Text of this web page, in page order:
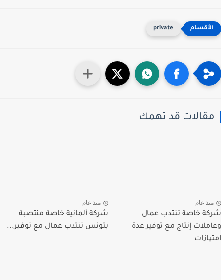
private
قد تهمك
عام
خاصة تنتدب عمال
إنتاج مع توفير عدة
منذ عام
شركة ألمانية خاصة منتصبة
بتونس تنتدب عمال مع توفير...